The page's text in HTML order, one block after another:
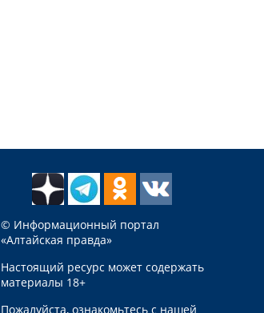
© Информационный портал
«Алтайская правда»
Настоящий ресурс может содержать
материалы 18+
Пожалуйста, ознакомьтесь с нашей